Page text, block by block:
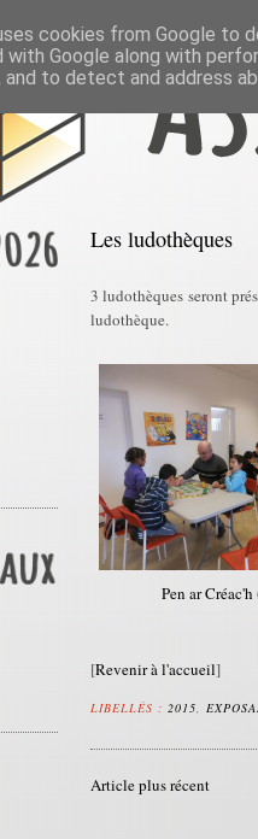
Les ludothèques
3 ludothèques seront
ludothèque.
Pen ar
[Revenir à l'accueil]
LIBELLÉS : 2015,
Article plus récent
cookies from Google to
with Google along with
to detect and address